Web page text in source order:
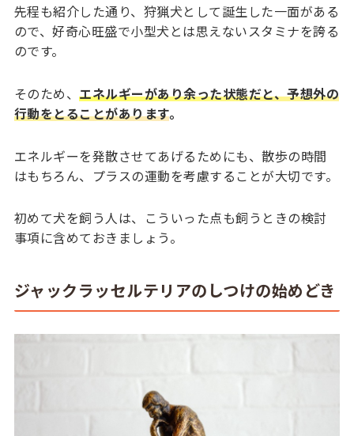
先程も紹介した通り、狩猟犬として誕生した一面がある
ので、好奇心旺盛で小型犬とは思えないスタミナを誇る
のです。
そのため、エネルギーがあり余った状態だと、予想外の
行動をとることがあります。
エネルギーを発散させてあげるためにも、散歩の時間
はもちろん、プラスの運動を考慮することが大切です。
初めて犬を飼う人は、こういった点も飼うときの検討
事項に含めておきましょう。
ジャックラッセルテリアのしつけの始めどき